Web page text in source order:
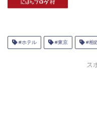
#ホテル #東京 #相
ス